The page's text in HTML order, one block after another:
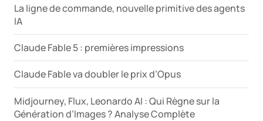
La ligne de commande, nouvelle primitive des agents
IA
Claude Fable 5 : premières impressions
Claude Fable va doubler le prix d’Opus
Midjourney, Flux, Leonardo AI : Qui Règne sur la
Génération d’Images ? Analyse Complète